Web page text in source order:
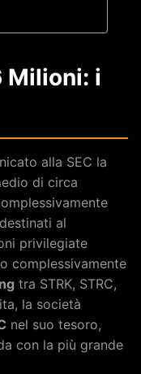
Milioni: i
alla SEC la
di circa
al
privilegiate
complessivamente
tra STRK, STRC,
la società
nel suo tesoro,
con la più grande